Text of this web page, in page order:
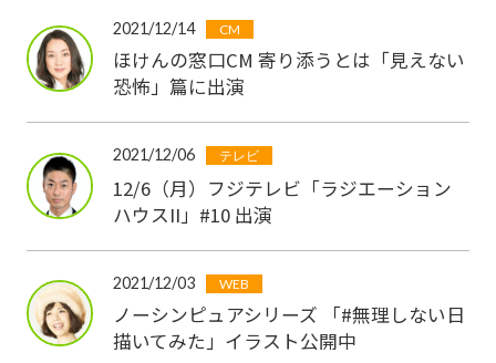
2021/12/14 CM
ほけんの窓口CM 寄り添うとは「見えない
恐怖」篇に出演
2021/12/06 テレビ
12/6（月）フジテレビ「ラジエーション
ハウスII」#10 出演
2021/12/03 WEB
ノーシンピュアシリーズ 「#無理しない日
描いてみた」イラスト公開中